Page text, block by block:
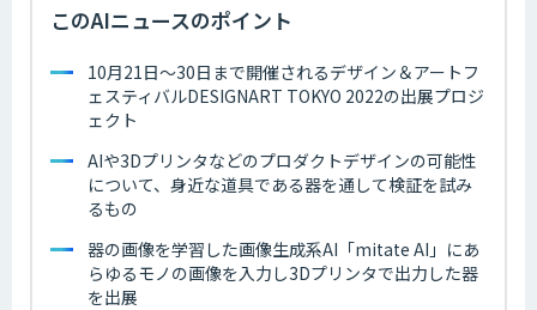
このAIニュースのポイント
10月21日〜30日まで開催されるデザイン＆アートフ
ェスティバルDESIGNART TOKYO 2022の出展プロジ
ェクト
AIや3Dプリンタなどのプロダクトデザインの可能性
について、身近な道具である器を通して検証を試み
るもの
器の画像を学習した画像生成系AI「mitate AI」にあ
らゆるモノの画像を入力し3Dプリンタで出力した器
を出展